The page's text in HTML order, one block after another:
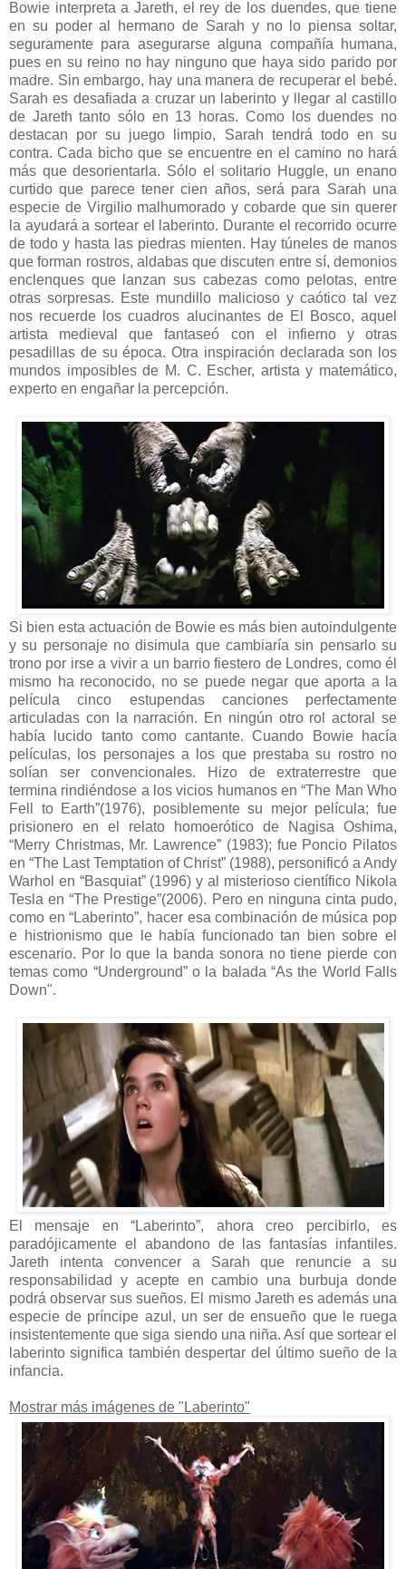
Bowie interpreta a Jareth, el rey de los duendes, que tiene
en su poder al hermano de Sarah y no lo piensa soltar,
seguramente para asegurarse alguna compañía humana,
pues en su reino no hay ninguno que haya sido parido por
madre. Sin embargo, hay una manera de recuperar el bebé.
Sarah es desafiada a cruzar un laberinto y llegar al castillo
de Jareth tanto sólo en 13 horas. Como los duendes no
destacan por su juego limpio, Sarah tendrá todo en su
contra. Cada bicho que se encuentre en el camino no hará
más que desorientarla. Sólo el solitario Huggle, un enano
curtido que parece tener cien años, será para Sarah una
especie de Virgilio malhumorado y cobarde que sin querer
la ayudará a sortear el laberinto. Durante el recorrido ocurre
de todo y hasta las piedras mienten. Hay túneles de manos
que forman rostros, aldabas que discuten entre sí, demonios
enclenques que lanzan sus cabezas como pelotas, entre
otras sorpresas. Este mundillo malicioso y caótico tal vez
nos recuerde los cuadros alucinantes de El Bosco, aquel
artista medieval que fantaseó con el infierno y otras
pesadillas de su época. Otra inspiración declarada son los
mundos imposibles de M. C. Escher, artista y matemático,
experto en engañar la percepción.
Si bien esta actuación de Bowie es más bien autoindulgente
y su personaje no disimula que cambiaría sin pensarlo su
trono por irse a vivir a un barrio fiestero de Londres, como él
mismo ha reconocido, no se puede negar que aporta a la
película cinco estupendas canciones perfectamente
articuladas con la narración. En ningún otro rol actoral se
había lucido tanto como cantante. Cuando Bowie hacía
películas, los personajes a los que prestaba su rostro no
solían ser convencionales. Hizo de extraterrestre que
termina rindiéndose a los vicios humanos en “The Man Who
Fell to Earth”(1976), posiblemente su mejor película; fue
prisionero en el relato homoerótico de Nagisa Oshima,
“Merry Christmas, Mr. Lawrence” (1983); fue Poncio Pilatos
en “The Last Temptation of Christ” (1988), personificó a Andy
Warhol en “Basquiat” (1996) y al misterioso científico Nikola
Tesla en “The Prestige”(2006). Pero en ninguna cinta pudo,
como en “Laberinto”, hacer esa combinación de música pop
e histrionismo que le había funcionado tan bien sobre el
escenario. Por lo que la banda sonora no tiene pierde con
temas como “Underground” o la balada “As the World Falls
Down".
El mensaje en “Laberinto”, ahora creo percibirlo, es
paradójicamente el abandono de las fantasías infantiles.
Jareth intenta convencer a Sarah que renuncie a su
responsabilidad y acepte en cambio una burbuja donde
podrá observar sus sueños. El mismo Jareth es además una
especie de príncipe azul, un ser de ensueño que le ruega
insistentemente que siga siendo una niña. Así que sortear el
laberinto significa también despertar del último sueño de la
infancia.
Mostrar más imágenes de "Laberinto"